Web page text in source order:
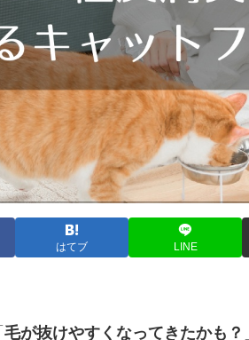
はてブ LINE
毛が抜けやすくなってきたかも？